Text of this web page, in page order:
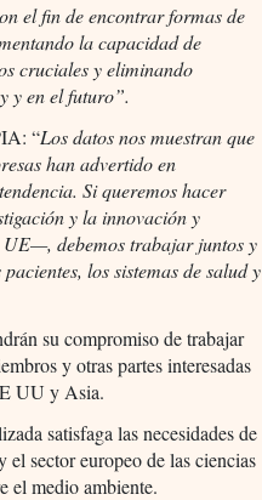
el fin de encontrar formas de
la capacidad de
cruciales y eliminando
y en el futuro”.
“Los datos nos muestran que
han advertido en
Si queremos hacer
y la innovación y
debemos trabajar juntos y
los sistemas de salud y
su compromiso de trabajar
y otras partes interesadas
UU y Asia.
satisfaga las necesidades de
el sector europeo de las ciencias
el medio ambiente.